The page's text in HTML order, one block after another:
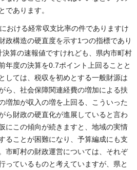
であります。
おける経常収支比率の件でありますけ
政構造の硬直度を示す1つの指標であり
決算の速報値ですけれども、県内市町村
年度の決算を0.7ポイント上回ることと
しては、税収を初めとする一般財源は
ら、社会保障関連経費の増加による扶
増加が収入の増を上回る、こういった
ら財政の硬直化が進展していると言わ
にこの傾向が続きますと、地域の実情
ることが困難になり、予算編成にも支
市町村の財政運営については、それぞ
っているものと考えていますが、県と